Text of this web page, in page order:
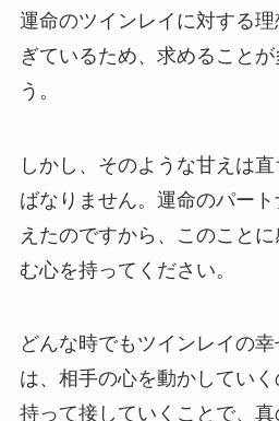
運命のツインレイに対する
ぎているため、求めること
う。
しかし、そのような甘えは
ばなりません。運命のパー
えたのですから、このこと
む心を持ってください。
どんな時でもツインレイの
は、相手の心を動かしてい
持って接していくことで、